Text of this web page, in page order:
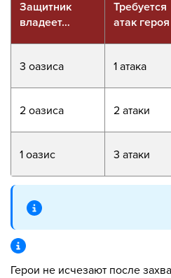
Защитник
владеет…
Требуется
атак героя
3 оазиса 1 атака
2 оазиса 2 атаки
1 оазис 3 атаки
Герои не исчезают после